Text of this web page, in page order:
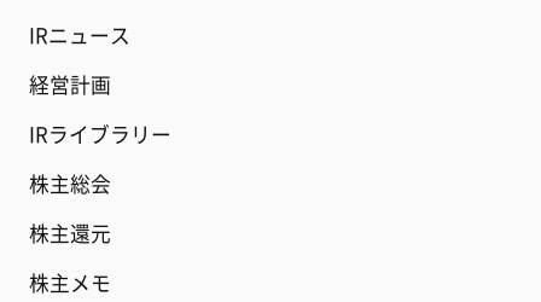
IRニュース
経営計画
IRライブラリー
株主総会
株主還元
株主メモ